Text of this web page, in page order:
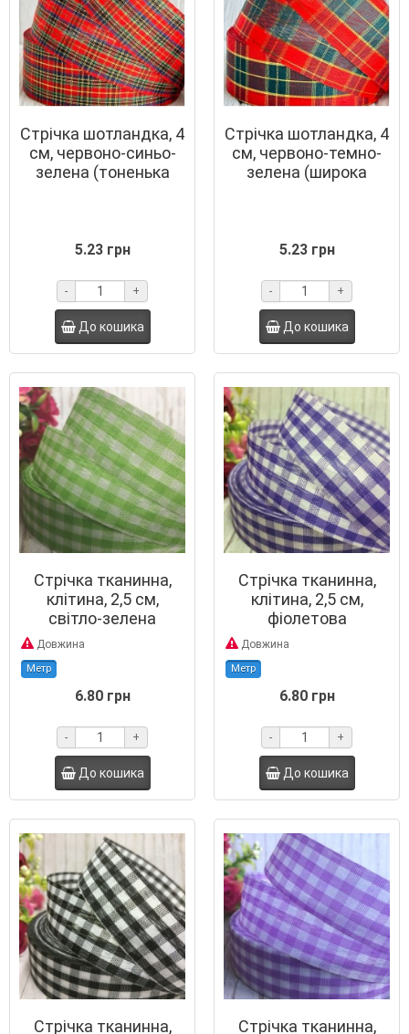
Стрічка шотландка, 4
см, червоно-синьо-
зелена (тоненька
5.23 грн
- +
До кошика
Стрічка шотландка, 4
см, червоно-темно-
зелена (широка
5.23 грн
- +
До кошика
Стрічка тканинна,
клітина, 2,5 см,
світло-зелена
Довжина
Метр
6.80 грн
- +
До кошика
Стрічка тканинна,
клітина, 2,5 см,
фіолетова
Довжина
Метр
6.80 грн
- +
До кошика
Стрічка тканинна, Стрічка тканинна,